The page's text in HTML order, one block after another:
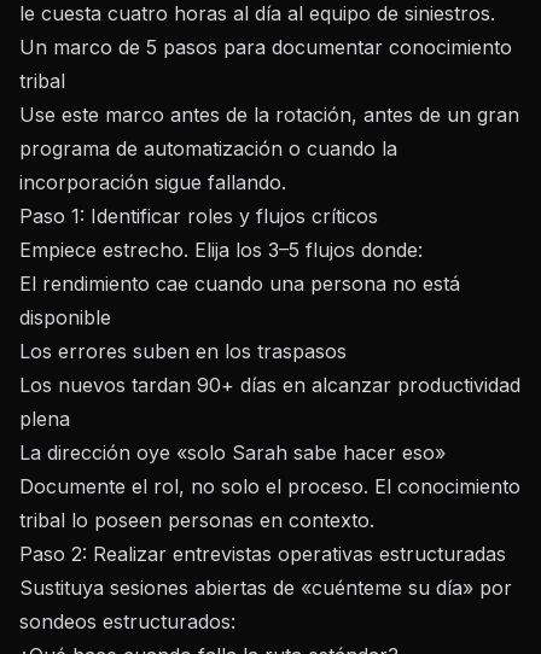
le cuesta cuatro horas al día al equipo de siniestros.
Un marco de 5 pasos para documentar conocimiento
tribal
Use este marco antes de la rotación, antes de un gran
programa de automatización o cuando la
incorporación sigue fallando.
Paso 1: Identificar roles y flujos críticos
Empiece estrecho. Elija los 3–5 flujos donde:
El rendimiento cae cuando una persona no está
disponible
Los errores suben en los traspasos
Los nuevos tardan 90+ días en alcanzar productividad
plena
La dirección oye «solo Sarah sabe hacer eso»
Documente el rol, no solo el proceso. El conocimiento
tribal lo poseen personas en contexto.
Paso 2: Realizar entrevistas operativas estructuradas
Sustituya sesiones abiertas de «cuénteme su día» por
sondeos estructurados: